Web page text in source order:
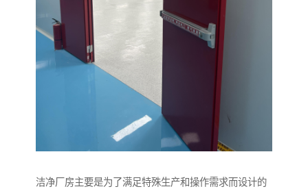
洁净厂房主要是为了满足特殊生产和操作需求而设计的